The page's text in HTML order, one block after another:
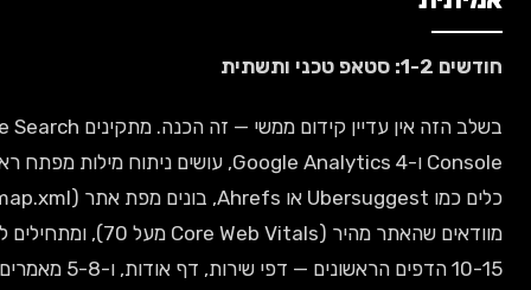
בשלב הזה אין עדיין קידום ממשי — זה הכנה. מתקינים Google Search
Console ו-Google Analytics 4, עושים ניתוח מילות מפתח ראשוני עם
כלים כמו Ubersuggest או Ahrefs, בונים מפת אתר (sitemap.xml),
מוודאים שהאתר מהיר (Core Web Vitals מעל 70), ומתחילים לכתוב את
10-15 הדפים הראשונים — דפי שירות, דף אודות, ו-5-8 מאמרים